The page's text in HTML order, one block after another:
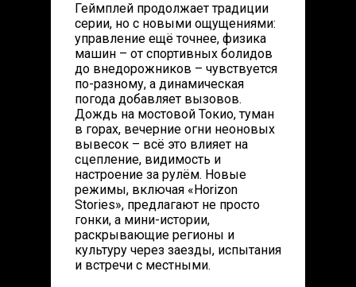
Геймплей продолжает традиции
серии, но с новыми ощущениями:
управление ещё точнее, физика
машин – от спортивных болидов
до внедорожников – чувствуется
по-разному, а динамическая
погода добавляет вызовов.
Дождь на мостовой Токио, туман
в горах, вечерние огни неоновых
вывесок – всё это влияет на
сцепление, видимость и
настроение за рулём. Новые
режимы, включая «Horizon
Stories», предлагают не просто
гонки, а мини-истории,
раскрывающие регионы и
культуру через заезды, испытания
и встречи с местными.